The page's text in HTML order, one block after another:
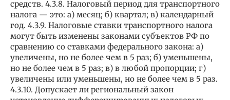
средств. 4.3.8. Налоговый период для транспортного
налога — это: а) месяц; б) квартал; в) календарный
год. 4.3.9. Налоговые ставки транспортного налога
могут быть изменены законами субъектов РФ по
сравнению со ставками федерального закона: а)
увеличены, но не более чем в 5 раз; б) уменьшены,
но не более чем в 5 раз; в) в любой пропорции; г)
увеличены или уменьшены, но не более чем в 5 раз.
4.3.10. Допускает ли региональный закон